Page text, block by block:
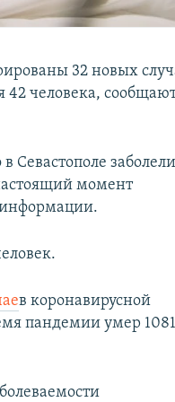
32 новых
42 человека,
Севастополе заболели
момент
информации.
в коронавирусной
пандемии умер 1081